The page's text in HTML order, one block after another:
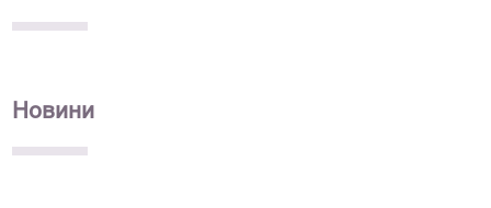
Новини